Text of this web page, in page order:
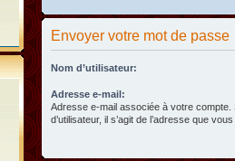
Envoyer votre mot de passe
Nom d’utilisateur:
Adresse e-mail:
Adresse e-mail associée à votre compte.
d’utilisateur, il s’agit de l’adresse que